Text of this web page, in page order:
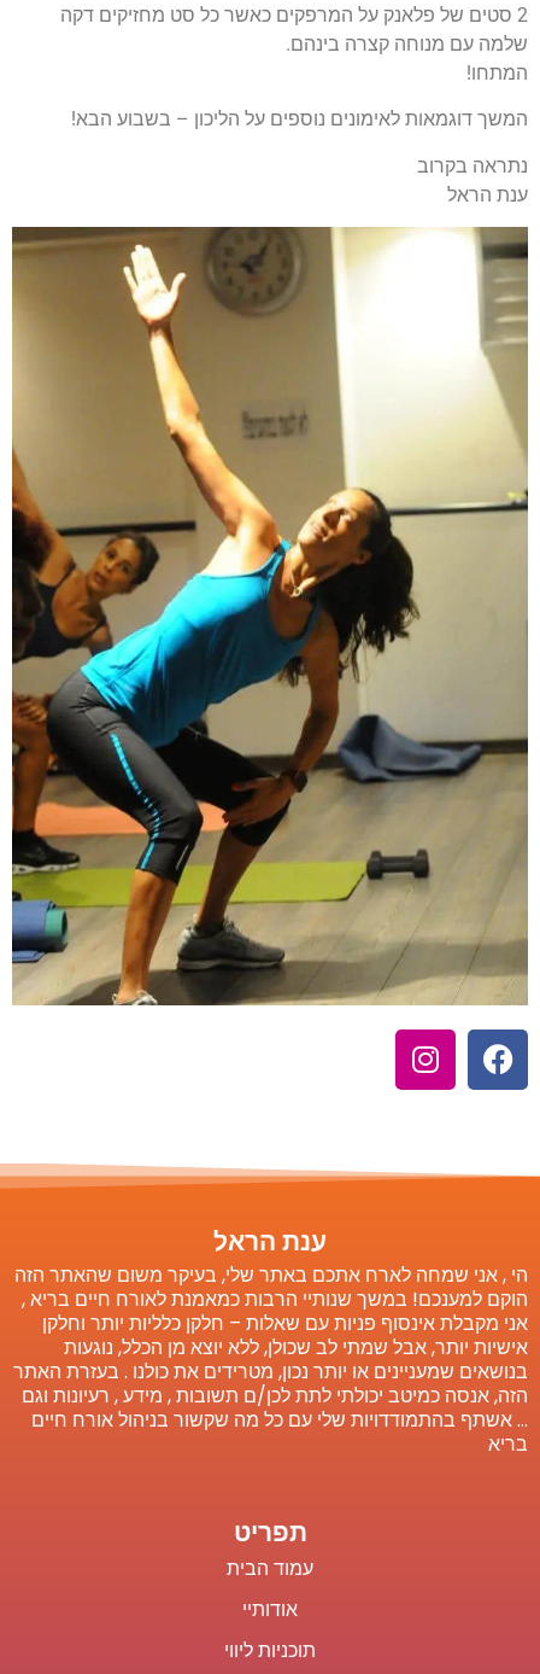
2 סטים של פלאנק על המרפקים כאשר כל סט מחזיקים דקה
שלמה עם מנוחה קצרה בינהם.
המתחו!
המשך דוגמאות לאימונים נוספים על הליכון – בשבוע הבא!
נתראה בקרוב
ענת הראל
ענת הראל
הי , אני שמחה לארח אתכם באתר שלי, בעיקר משום שהאתר הזה
הוקם למענכם! במשך שנותיי הרבות כמאמנת לאורח חיים בריא ,
אני מקבלת אינסוף פניות עם שאלות – חלקן כלליות יותר וחלקן
אישיות יותר, אבל שמתי לב שכולן, ללא יוצא מן הכלל, נוגעות
בנושאים שמעניינים או יותר נכון, מטרידים את כולנו . בעזרת האתר
הזה, אנסה כמיטב יכולתי לתת לכן/ם תשובות , מידע , רעיונות וגם
… אשתף בהתמודדויות שלי עם כל מה שקשור בניהול אורח חיים
בריא
תפריט
עמוד הבית
אודותיי
תוכניות ליווי